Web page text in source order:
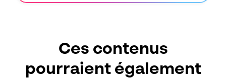
Ces contenus
pourraient également